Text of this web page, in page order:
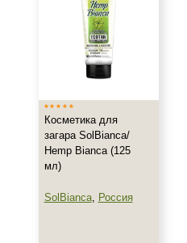
Тип кожи
Все типы кожи
Объём
125 мл
Косметика для
загара SolBianca/
Hemp Bianca (125
мл)
SolBianca, Россия